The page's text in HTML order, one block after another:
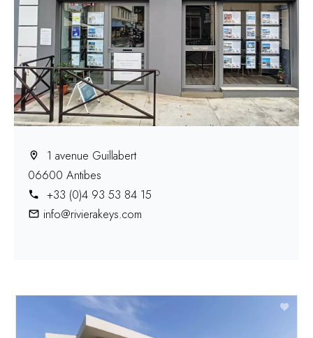
1 avenue Guillabert
06600 Antibes
+33 (0)4 93 53 84 15
info@rivierakeys.com